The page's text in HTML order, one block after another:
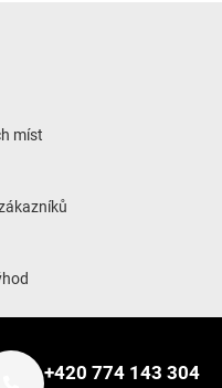
míst
+420 774 143 304